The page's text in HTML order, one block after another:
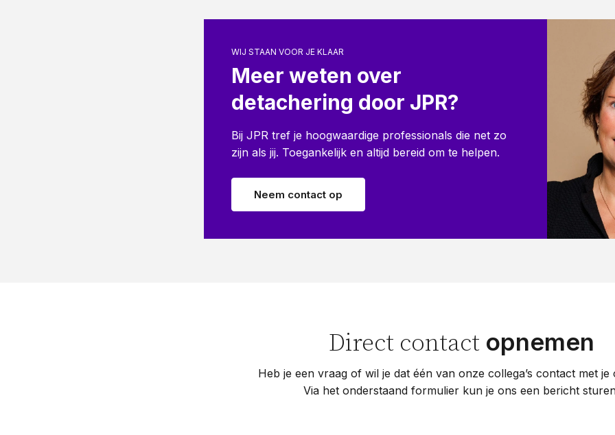
WIJ STAAN VOOR JE KLAAR
Meer weten over
detachering door JPR?
Bij JPR tref je hoogwaardige professionals die net zo
zijn als jij. Toegankelijk en altijd bereid om te helpen.
Neem contact op
Direct contact opnemen
Heb je een vraag of wil je dat één van onze collega’s contact met je
Via het onderstaand formulier kun je ons een bericht